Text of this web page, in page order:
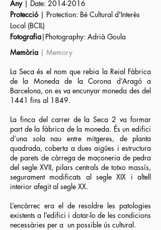
Any | Date: 2014-2016
Protecció | Protection: Bé Cultural d'Interès
Local (BCIL)
Fotografia|Photography: Adrià Goula
Memòria | Memory
La Seca és el nom que rebia la Reial Fàbrica
de la Moneda de la Corona d’Aragó a
Barcelona, on es va encunyar moneda des del
1441 fins al 1849.
La finca del carrer de la Seca 2 va formar
part de la fàbrica de la moneda. És un edifici
d’una sola nau entre mitgeres, de planta
quadrada, coberta a dues aigües i estructura
de parets de càrrega de maçoneria de pedra
del segle XVII, pilars centrals de totxo massís,
segurament modificats al segle XIX i altell
interior afegit al segle XX.
L’encàrrec era el de resoldre les patologies
existents a l’edifici i dotar-lo de les condicions
necessàries per a un possible ús cultural.